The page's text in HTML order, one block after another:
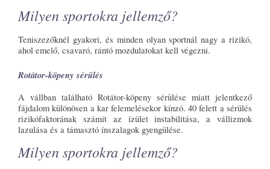
Milyen sportokra jellemző?
Teniszezőknél gyakori, és minden olyan sportnál nagy a rizikó,
ahol emelő, csavaró, rántó mozdulatokat kell végezni.
Rotátor-köpeny sérülés
A vállban található Rotátor-köpeny sérülése miatt jelentkező
fájdalom különösen a kar felemelésekor kínzó. 40 felett a sérülés
rizikófaktorának számít az ízület instabilitása, a vállizmok
lazulása és a támasztó ínszalagok gyengülése.
Milyen sportokra jellemző?